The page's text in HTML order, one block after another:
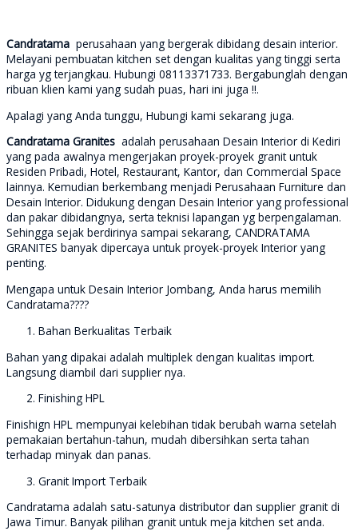
Candratama perusahaan yang bergerak dibidang desain interior.
Melayani pembuatan kitchen set dengan kualitas yang tinggi serta
harga yg terjangkau. Hubungi 08113371733. Bergabunglah dengan
ribuan klien kami yang sudah puas, hari ini juga !!.
Apalagi yang Anda tunggu, Hubungi kami sekarang juga.
Candratama Granites adalah perusahaan Desain Interior di Kediri
yang pada awalnya mengerjakan proyek-proyek granit untuk
Residen Pribadi, Hotel, Restaurant, Kantor, dan Commercial Space
lainnya. Kemudian berkembang menjadi Perusahaan Furniture dan
Desain Interior. Didukung dengan Desain Interior yang professional
dan pakar dibidangnya, serta teknisi lapangan yg berpengalaman.
Sehingga sejak berdirinya sampai sekarang, CANDRATAMA
GRANITES banyak dipercaya untuk proyek-proyek Interior yang
penting.
Mengapa untuk Desain Interior Jombang, Anda harus memilih
Candratama????
Bahan Berkualitas Terbaik
Bahan yang dipakai adalah multiplek dengan kualitas import.
Langsung diambil dari supplier nya.
Finishing HPL
Finishign HPL mempunyai kelebihan tidak berubah warna setelah
pemakaian bertahun-tahun, mudah dibersihkan serta tahan
terhadap minyak dan panas.
Granit Import Terbaik
Candratama adalah satu-satunya distributor dan supplier granit di
Jawa Timur. Banyak pilihan granit untuk meja kitchen set anda.